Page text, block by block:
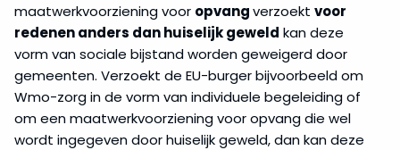
maatwerkvoorziening voor opvangverzoekt voor
redenen anders dan huiselijk geweld kan deze
vorm van sociale bijstand worden geweigerd door
gemeenten. Verzoekt de EU-burger bijvoorbeeld om
Wmo-zorg in de vorm van individuele begeleiding of
om een maatwerkvoorziening voor opvang die wel
wordt ingegeven door huiselijk geweld, dan kan deze